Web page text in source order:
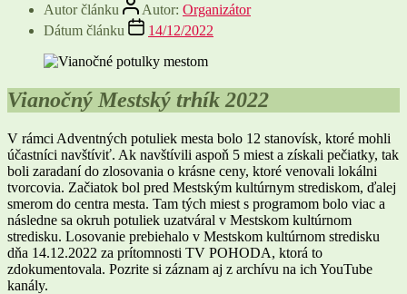
Autor článku Autor: Organizátor
Dátum článku
14/12/2022
Vianočný Mestský trhík 2022
V rámci Adventných potuliek mesta bolo 12 stanovísk, ktoré mohli
účastníci navštíviť. Ak navštívili aspoň 5 miest a získali pečiatky, tak
boli zaradaní do zlosovania o krásne ceny, ktoré venovali lokálni
tvorcovia. Začiatok bol pred Mestským kultúrnym strediskom, ďalej
smerom do centra mesta. Tam tých miest s programom bolo viac a
následne sa okruh potuliek uzatváral v Mestskom kultúrnom
stredisku. Losovanie prebiehalo v Mestskom kultúrnom stredisku
dňa 14.12.2022 za prítomnosti TV POHODA, ktorá to
zdokumentovala. Pozrite si záznam aj z archívu na ich YouTube
kanály.